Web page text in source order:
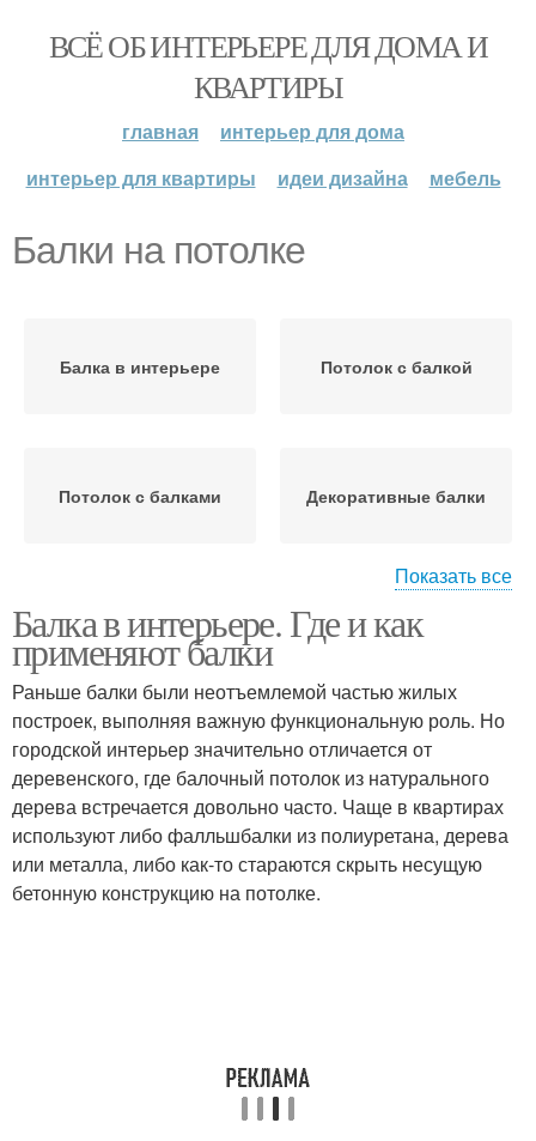
ВСЁ ОБ ИНТЕРЬЕРЕ ДЛЯ ДОМА И
КВАРТИРЫ
главная
интерьер для дома
интерьер для квартиры
идеи дизайна мебель
Балки на потолке
Балка в интерьере Потолок с балкой
Потолок с балками Декоративные балки
Балки для потолка Балки из гипсокартона
Потолки с балками
Потолок с открытыми
балками
Балки в интерьере
Гипсокартонные декоративные
Показать все
Балка в интерьере. Где и как
применяют балки
Раньше балки были неотъемлемой частью жилых
построек, выполняя важную функциональную роль. Но
городской интерьер значительно отличается от
деревенского, где балочный потолок из натурального
дерева встречается довольно часто. Чаще в квартирах
используют либо фалльшбалки из полиуретана, дерева
или металла, либо как-то стараются скрыть несущую
бетонную конструкцию на потолке.